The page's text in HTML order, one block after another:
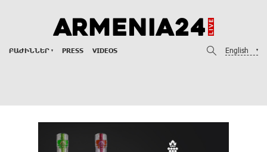
ԲԱԺԻՆՆԵՐ PRESS VIDEOS English